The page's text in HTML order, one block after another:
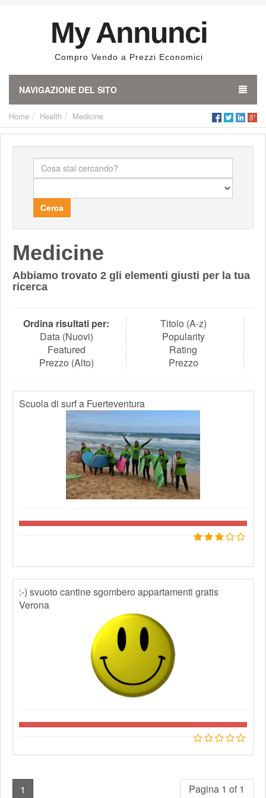
My Annunci
Compro Vendo a Prezzi Economici
NAVIGAZIONE DEL SITO
Home Health Medicine
Cerca
Medicine
Abbiamo trovato 2 gli elementi giusti per la tua
ricerca
Ordina risultati per:
Titolo (A-z)
Data (Nuovi)
Popularity
Featured
Rating
Prezzo (Alto)
Prezzo
Scuola di surf a Fuerteventura
:-) svuoto cantine sgombero appartamenti gratis
Verona
1 Pagina 1 of 1